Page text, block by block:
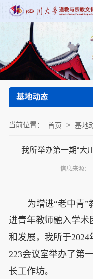
基地动态
当前位置： 首页 > 基地
我所举办第一期“大
信息来源：
为增进“老中青
进青年教师融入学术
和发展，我所于2024
223会议室举办了第
长工作坊。